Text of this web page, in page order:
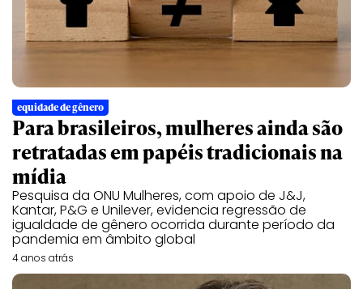
equidade de gênero
Para brasileiros, mulheres ainda são
retratadas em papéis tradicionais na
mídia
Pesquisa da ONU Mulheres, com apoio de J&J,
Kantar, P&G e Unilever, evidencia regressão de
igualdade de gênero ocorrida durante período da
pandemia em âmbito global
4 anos atrás